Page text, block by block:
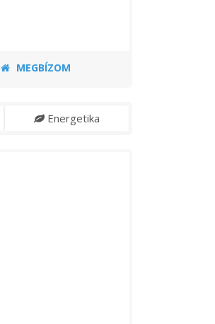
MEGBÍZOM
Energetika